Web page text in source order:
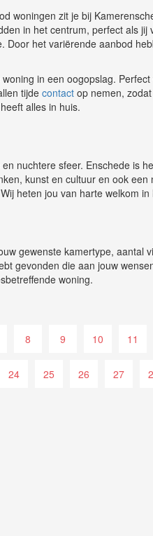
woningen zit je bij
in het centrum, perfect als
het variërende aanbod
in een oogopslag.
tijde contact op nemen,
alles in huis.
nuchtere sfeer. Enschede is
kunst en cultuur en ook
heten jou van harte welkom
gewenste kamertype, aantal
gevonden die aan jouw
woning.
8 9 10 11
24 25 26 27